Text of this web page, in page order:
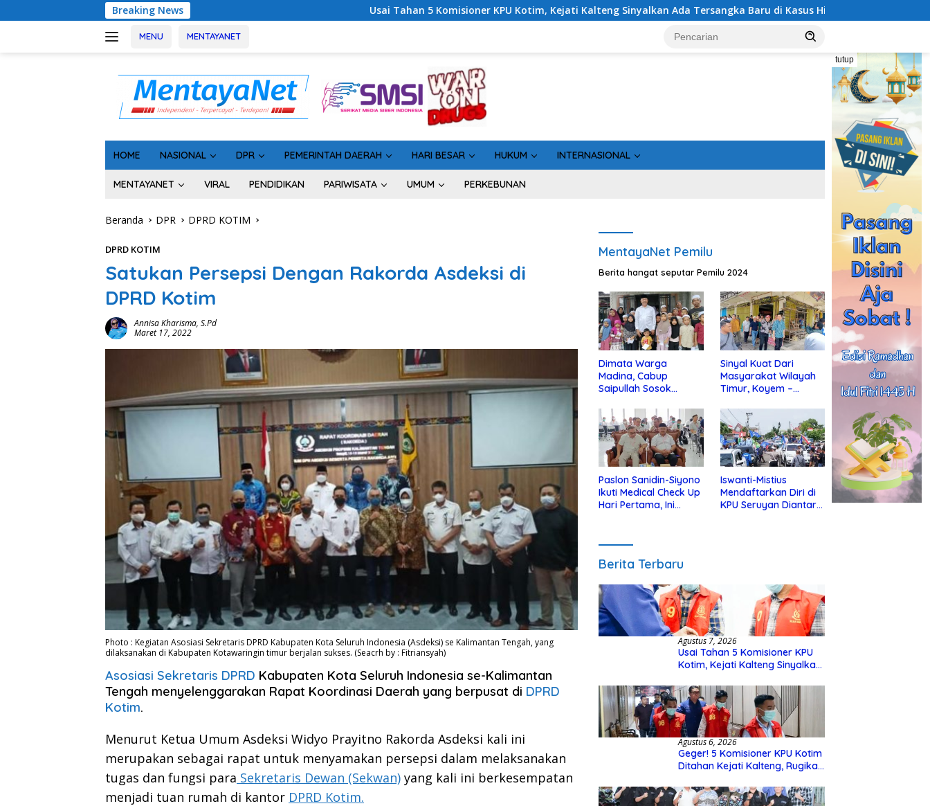
ke
Breaking News Usai Tahan 5 Komisioner KPU Kotim, Kejati Kalteng Sinyalkan Ada Tersangka Baru di Kasus Hibah Rp40 Miliar Geger! 5 Komisioner KPU
MENU MENTAYANET
tutup
HOME NASIONAL DPR PEMERINTAH DAERAH HARI BESAR HUKUM INTERNASIONAL
MENTAYANET VIRAL PENDIDIKAN PARIWISATA UMUM PERKEBUNAN
Beranda DPR DPRD KOTIM
DPRD KOTIM
Satukan Persepsi Dengan Rakorda Asdeksi di
DPRD Kotim
Annisa Kharisma, S.Pd
Maret 17, 2022
Photo : Kegiatan Asosiasi Sekretaris DPRD Kabupaten Kota Seluruh Indonesia (Asdeksi) se Kalimantan Tengah, yang
dilaksanakan di Kabupaten Kotawaringin timur berjalan sukses. (Seacrh by : Fitriansyah)
Asosiasi Sekretaris DPRD Kabupaten Kota Seluruh Indonesia se-Kalimantan
Tengah menyelenggarakan Rapat Koordinasi Daerah yang berpusat di DPRD
Kotim.
Menurut Ketua Umum Asdeksi Widyo Prayitno Rakorda Asdeksi kali ini
merupakan sebagai rapat untuk menyamakan persepsi dalam melaksanakan
tugas dan fungsi para Sekretaris Dewan (Sekwan) yang kali ini berkesempatan
menjadi tuan rumah di kantor DPRD Kotim.
MentayaNet Pemilu
Berita hangat seputar Pemilu 2024
Dimata Warga
Madina, Cabup
Saipullah Sosok
Anak Yatim
Sinyal Kuat Dari
Masyarakat Wilayah
Timur, Koyem –
di Kotim
Paslon Sanidin-Siyono
Ikuti Medical Check Up
Hari Pertama, Ini
Iswanti-Mistius
Mendaftarkan Diri di
KPU Seruyan Diantar
Berita Terbaru
Agustus 7, 2026
Usai Tahan 5 Komisioner KPU
Kotim, Kejati Kalteng Sinyalkan
Hibah Rp40 Miliar
Agustus 6, 2026
Geger! 5 Komisioner KPU Kotim
Ditahan Kejati Kalteng, Rugikan
Hibah Rp40 Miliar